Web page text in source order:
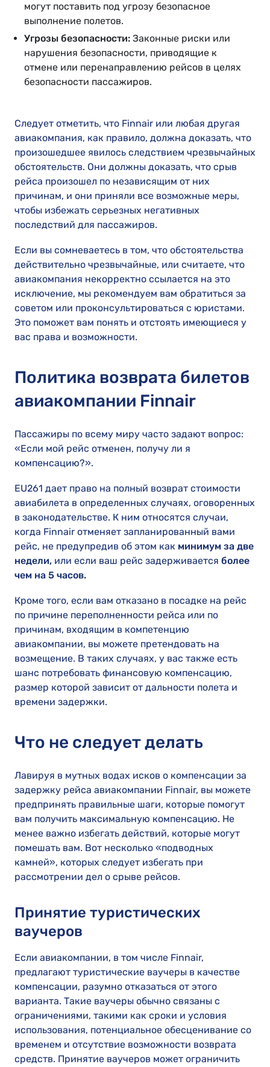
могут поставить под угрозу безопасное
выполнение полетов.
Угрозы безопасности: Законные риски или
нарушения безопасности, приводящие к
отмене или перенаправлению рейсов в целях
безопасности пассажиров.
Следует отметить, что Finnair или любая другая
авиакомпания, как правило, должна доказать, что
произошедшее явилось следствием чрезвычайных
обстоятельств. Они должны доказать, что срыв
рейса произошел по независящим от них
причинам, и они приняли все возможные меры,
чтобы избежать серьезных негативных
последствий для пассажиров.
Если вы сомневаетесь в том, что обстоятельства
действительно чрезвычайные, или считаете, что
авиакомпания некорректно ссылается на это
исключение, мы рекомендуем вам обратиться за
советом или проконсультироваться с юристами.
Это поможет вам понять и отстоять имеющиеся у
вас права и возможности.
Политика возврата билетов
авиакомпании Finnair
Пассажиры по всему миру часто задают вопрос:
«Если мой рейс отменен, получу ли я
компенсацию?».
EU261 дает право на полный возврат стоимости
авиабилета в определенных случаях, оговоренных
в законодательстве. К ним относятся случаи,
когда Finnair отменяет запланированный вами
рейс, не предупредив об этом как минимум за две
недели, или если ваш рейс задерживается более
чем на 5 часов.
Кроме того, если вам отказано в посадке на рейс
по причине переполненности рейса или по
причинам, входящим в компетенцию
авиакомпании, вы можете претендовать на
возмещение. В таких случаях, у вас также есть
шанс потребовать финансовую компенсацию,
размер которой зависит от дальности полета и
времени задержки.
Что не следует делать
Лавируя в мутных водах исков о компенсации за
задержку рейса авиакомпании Finnair, вы можете
предпринять правильные шаги, которые помогут
вам получить максимальную компенсацию. Не
менее важно избегать действий, которые могут
помешать вам. Вот несколько «подводных
камней», которых следует избегать при
рассмотрении дел о срыве рейсов.
Принятие туристических
ваучеров
Если авиакомпании, в том числе Finnair,
предлагают туристические ваучеры в качестве
компенсации, разумно отказаться от этого
варианта. Такие ваучеры обычно связаны с
ограничениями, такими как сроки и условия
использования, потенциальное обесценивание со
временем и отсутствие возможности возврата
средств. Принятие ваучеров может ограничить